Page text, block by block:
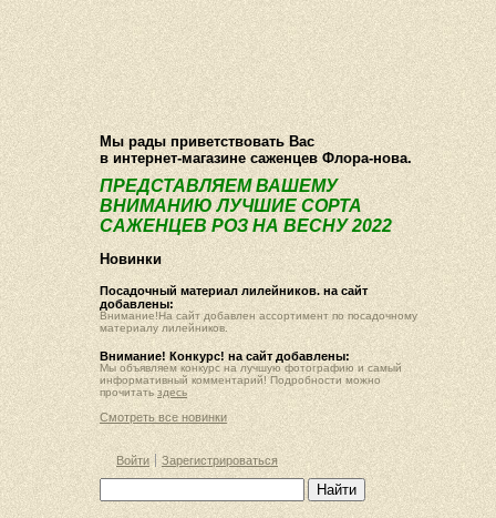
О компании Как купить Фотогалерея Статьи Опт
Мы рады приветствовать Вас
в интернет-магазине саженцев Флора-нова.
ПРЕДСТАВЛЯЕМ ВАШЕМУ
ВНИМАНИЮ ЛУЧШИЕ СОРТА
САЖЕНЦЕВ РОЗ НА ВЕСНУ 2022
Новинки
Посадочный материал лилейников. на сайт
добавлены:
Внимание!На сайт добавлен ассортимент по посадочному
материалу лилейников.
Внимание! Конкурс! на сайт добавлены:
Мы объявляем конкурс на лучшую фотографию и самый
информативный комментарий! Подробности можно
прочитать здесь
Смотреть все новинки
Войти Зарегистрироваться